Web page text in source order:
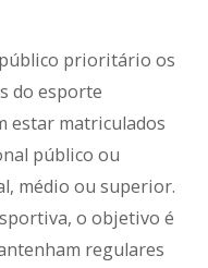
prioritário os
do esporte
estar matriculados
público ou
médio ou superior.
o objetivo é
regulares